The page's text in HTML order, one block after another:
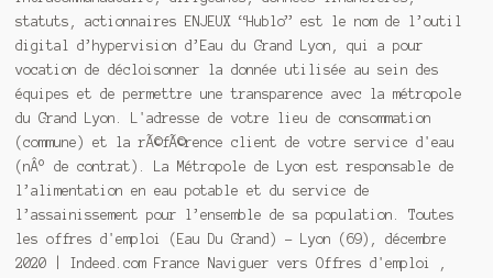
statuts, actionnaires ENJEUX “Hublo” est le nom de l’outil
digital d’hypervision d’Eau du Grand Lyon, qui a pour
vocation de décloisonner la donnée utilisée au sein des
équipes et de permettre une transparence avec la métropole
du Grand Lyon. L'adresse de votre lieu de consommation
(commune) et la rÃ©fÃ©rence client de votre service d'eau
(nÂ° de contrat). La Métropole de Lyon est responsable de
l’alimentation en eau potable et du service de
l’assainissement pour l’ensemble de sa population. Toutes
les offres d'emploi (Eau Du Grand) - Lyon (69), décembre
2020 | Indeed.com France Naviguer vers Offres d'emploi ,